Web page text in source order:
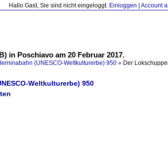
Hallo Gast, Sie sind nicht eingeloggt. Einloggen Account
in Poschiavo am 20 Februar 2017.
(UNESCO-Weltkulturerbe) 950 » Der
Weltkulturerbe) 950